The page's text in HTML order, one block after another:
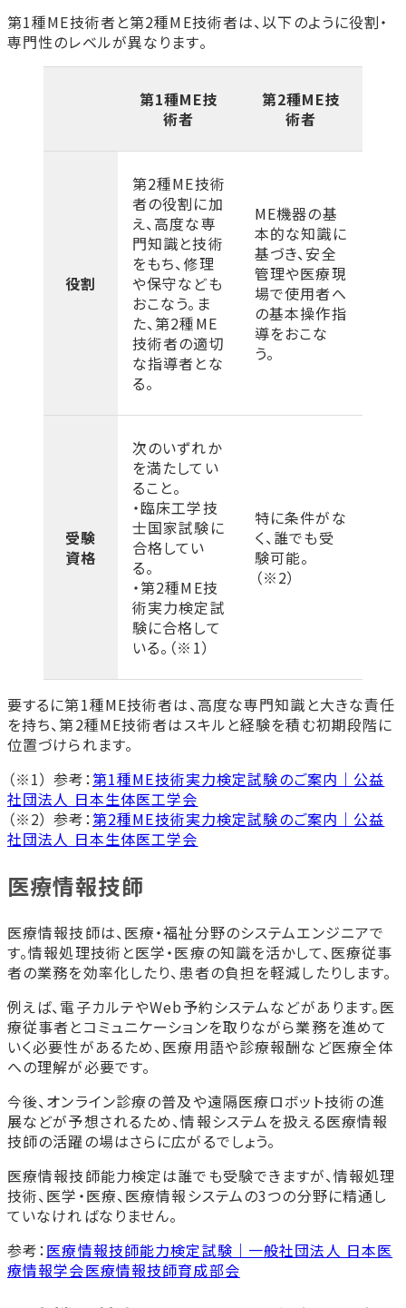
第1種ME技術者と第2種ME技術者は、以下のように役割・
専門性のレベルが異なります。
第1種ME技
術者
第2種ME技
術者
役割
第2種ME技術
者の役割に加
え、高度な専
門知識と技術
をもち、修理
や保守なども
おこなう。ま
た、第2種ME
技術者の適切
な指導者とな
る。
ME機器の基
本的な知識に
基づき、安全
管理や医療現
場で使用者へ
の基本操作指
導をおこな
う。
受験
資格
次のいずれか
を満たしてい
ること。
・臨床工学技
士国家試験に
合格してい
る。
・第2種ME技
術実力検定試
験に合格して
いる。（※1）
特に条件がな
く、誰でも受
験可能。
（※2）
要するに第1種ME技術者は、高度な専門知識と大きな責任
を持ち、第2種ME技術者はスキルと経験を積む初期段階に
位置づけられます。
（※1） 参考：第1種ME技術実力検定試験のご案内｜公益
社団法人 日本生体医工学会
（※2） 参考：第2種ME技術実力検定試験のご案内｜公益
社団法人 日本生体医工学会
医療情報技師
医療情報技師は、医療・福祉分野のシステムエンジニアで
す。情報処理技術と医学・医療の知識を活かして、医療従事
者の業務を効率化したり、患者の負担を軽減したりします。
例えば、電子カルテやWeb予約システムなどがあります。医
療従事者とコミュニケーションを取りながら業務を進めて
いく必要性があるため、医療用語や診療報酬など医療全体
への理解が必要です。
今後、オンライン診療の普及や遠隔医療ロボット技術の進
展などが予想されるため、情報システムを扱える医療情報
技師の活躍の場はさらに広がるでしょう。
医療情報技師能力検定は誰でも受験できますが、情報処理
技術、医学・医療、医療情報システムの3つの分野に精通し
ていなければなりません。
参考：医療情報技師能力検定試験｜一般社団法人 日本医
療情報学会医療情報技師育成部会